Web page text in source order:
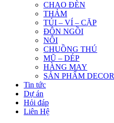
CHAO ĐÈN
THẢM
TÚI – VÍ – CẶP
ĐÔN NGỒI
NÔI
CHUỒNG THÚ
MŨ – DÉP
HÀNG MAY
SẢN PHẨM DECOR
Tin tức
Dự án
Hỏi đáp
Liên Hệ